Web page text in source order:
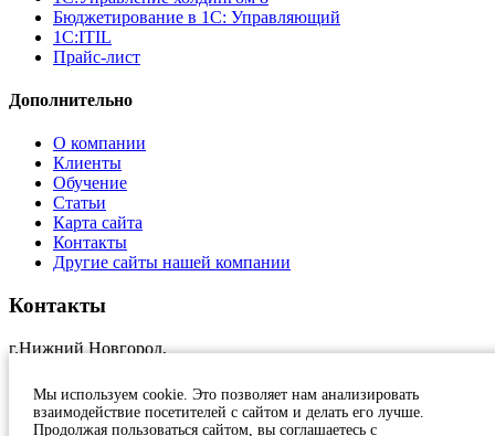
Бюджетирование в 1С: Управляющий
1С:ITIL
Прайс-лист
Дополнительно
О компании
Клиенты
Обучение
Статьи
Карта сайта
Контакты
Другие сайты нашей компании
Контакты
г.Нижний Новгород,
+7 (831)231 23 24
1c@at-nn.ru
2026, Активные Технологии
Мы используем cookie. Это позволяет нам анализировать
взаимодействие посетителей с сайтом и делать его лучше.
Продолжая пользоваться сайтом, вы соглашаетесь с